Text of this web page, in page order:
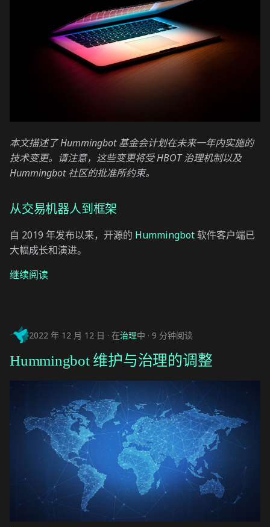
本文描述了 Hummingbot 基金会计划在未来一年内实施的
技术变更。请注意，这些变更将受 HBOT 治理机制以及
Hummingbot 社区的批准所约束。
从交易机器人到框架
自 2019 年发布以来，开源的 Hummingbot软件客户端已
大幅成长和演进。
继续阅读
2022 年 12 月 12 日 在治理中 9 分钟阅读
Hummingbot 维护与治理的调整